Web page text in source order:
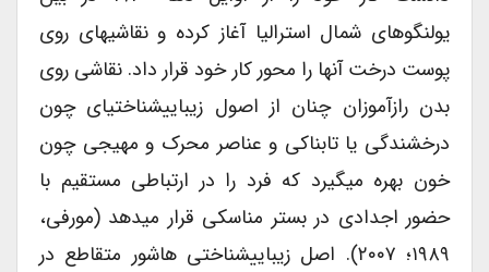
یولنگوهای شمال استرالیا آغاز کرده و نقاشی­های روی
پوست درخت آنها را محور کار خود قرار داد. نقاشی روی
بدن رازآموزان چنان از اصول زیبایی­شناختی­ای چون
درخشندگی یا تابناکی و عناصر محرک و مهیجی چون
خون بهره می­گیرد که فرد را در ارتباطی مستقیم با
حضور اجدادی در بستر مناسکی قرار می­دهد (مورفی،
۱۹۸۹؛ ۲۰۰۷). اصل زیبایی­شناختی هاشور متقاطع در